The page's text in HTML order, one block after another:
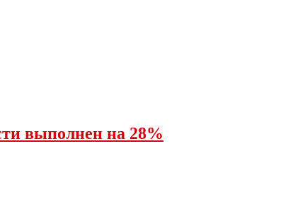
выполнен на 28%